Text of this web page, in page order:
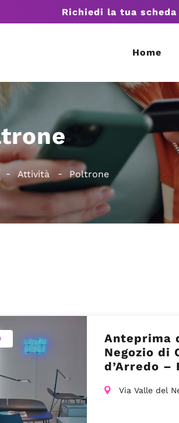
Richiedi la tua
Home
Attività Poltrone
Anteprima
Negozio di
d’Arredo –
Via Valle del